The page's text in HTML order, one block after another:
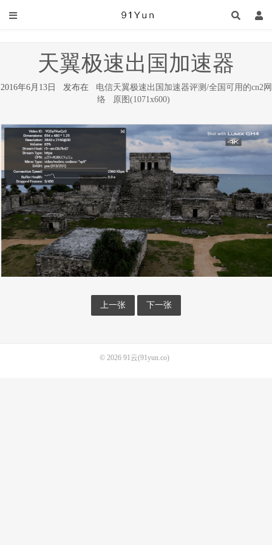
天翼极速出国加速器
2016年6月13日 发布在 电信天翼极速出国加速器评测/全国可用的cn2网
络
原图(1071x600)
上一张 下一张
© 2026 91云(91yun.co)